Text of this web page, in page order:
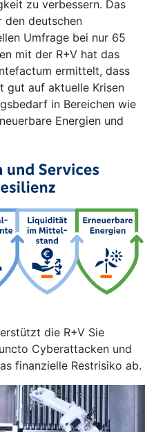
zu verbessern. Das
den deutschen
Umfrage bei nur 65
mit der R+V hat das
ermittelt, dass
gut auf aktuelle Krisen
in Bereichen wie
Energien und
die R+V Sie
Cyberattacken und
finanzielle Restrisiko ab.